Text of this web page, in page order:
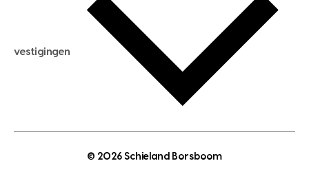
verkoopadvies
hypotheekadvies
hypotheek berekenen
maximale hypotheek berekenen
hypotheek bespaarcheck
gratis zoekprofiel aanmaken
open woningwaarde dag
vestigingen
© 2026 Schieland Borsboom